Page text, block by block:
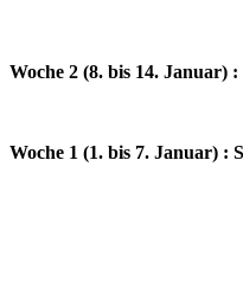
Woche 2 (8. bis 14. Januar)
Woche 1 (1. bis 7. Januar) :